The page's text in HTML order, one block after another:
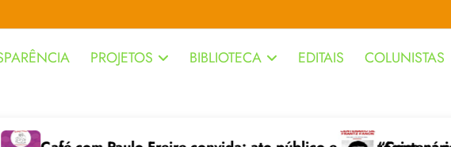
PROJETOS BIBLIOTECA EDITAIS COLUNISTAS